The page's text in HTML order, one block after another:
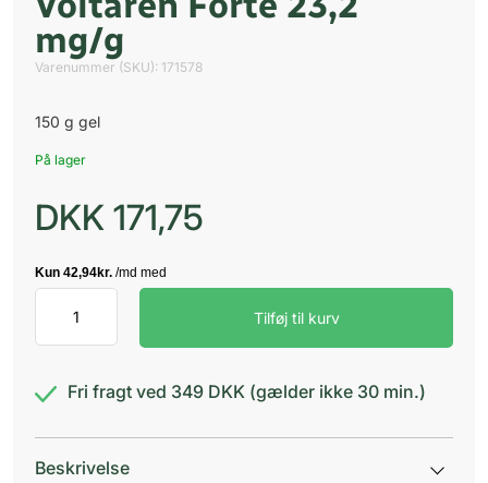
mg/g
Varenummer (SKU): 171578
150 g gel
På lager
DKK 171,75
23,2
antal
Tilføj til kurv
Fri fragt ved 349 DKK (gælder ikke 30 min.)
Beskrivelse